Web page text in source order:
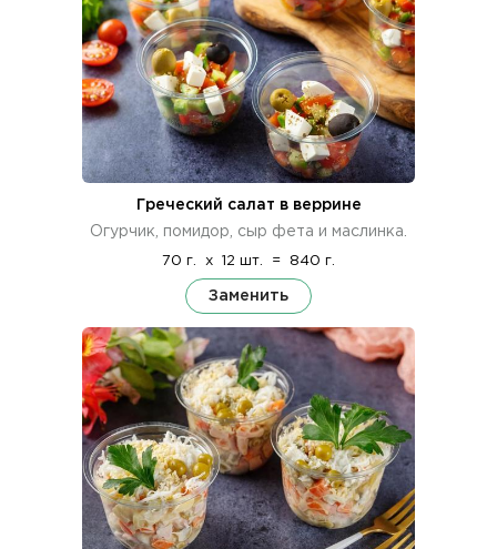
Греческий салат в веррине
Огурчик, помидор, сыр фета и маслинка.
70 г. x 12 шт. = 840 г.
Заменить